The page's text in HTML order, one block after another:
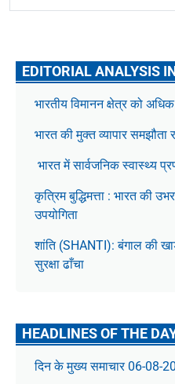
EDITORIAL ANALYSIS
भारतीय विमानन क्षेत्र को
भारत की मुक्त व्यापार समझौता
भारत में सार्वजनिक स्वास्थ्य
कृत्रिम बुद्धिमत्ता : भारत की
उपयोगिता
शांति (SHANTI): बंगाल की
सुरक्षा ढाँचा
HEADLINES OF THE
दिन के मुख्य समाचार 06-08-